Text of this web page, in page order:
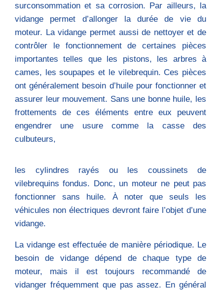
surconsommation et sa corrosion. Par ailleurs, la
vidange permet d’allonger la durée de vie du
moteur. La vidange permet aussi de nettoyer et de
contrôler le fonctionnement de certaines pièces
importantes telles que les pistons, les arbres à
cames, les soupapes et le vilebrequin. Ces pièces
ont généralement besoin d’huile pour fonctionner et
assurer leur mouvement. Sans une bonne huile, les
frottements de ces éléments entre eux peuvent
engendrer une usure comme la casse des
culbuteurs,
les cylindres rayés ou les coussinets de
vilebrequins fondus. Donc, un moteur ne peut pas
fonctionner sans huile. À noter que seuls les
véhicules non électriques devront faire l’objet d’une
vidange.
La vidange est effectuée de manière périodique. Le
besoin de vidange dépend de chaque type de
moteur, mais il est toujours recommandé de
vidanger fréquemment que pas assez. En général